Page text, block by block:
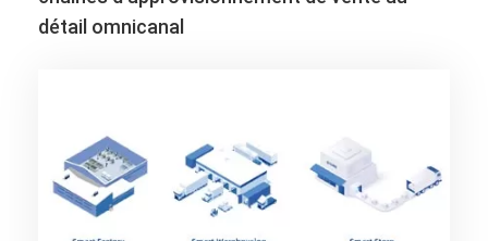
détail omnicanal